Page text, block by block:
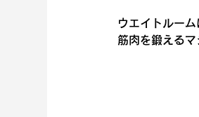
ウエイトルーム
筋肉を鍛えるマ